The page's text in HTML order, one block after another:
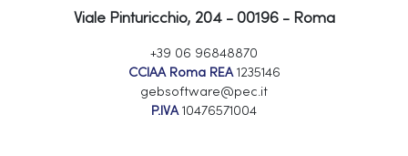
Viale Pinturicchio, 204 - 00196 - Roma
+39 06 96848870
CCIAA Roma REA1235146
gebsoftware@pec.it
P.IVA10476571004